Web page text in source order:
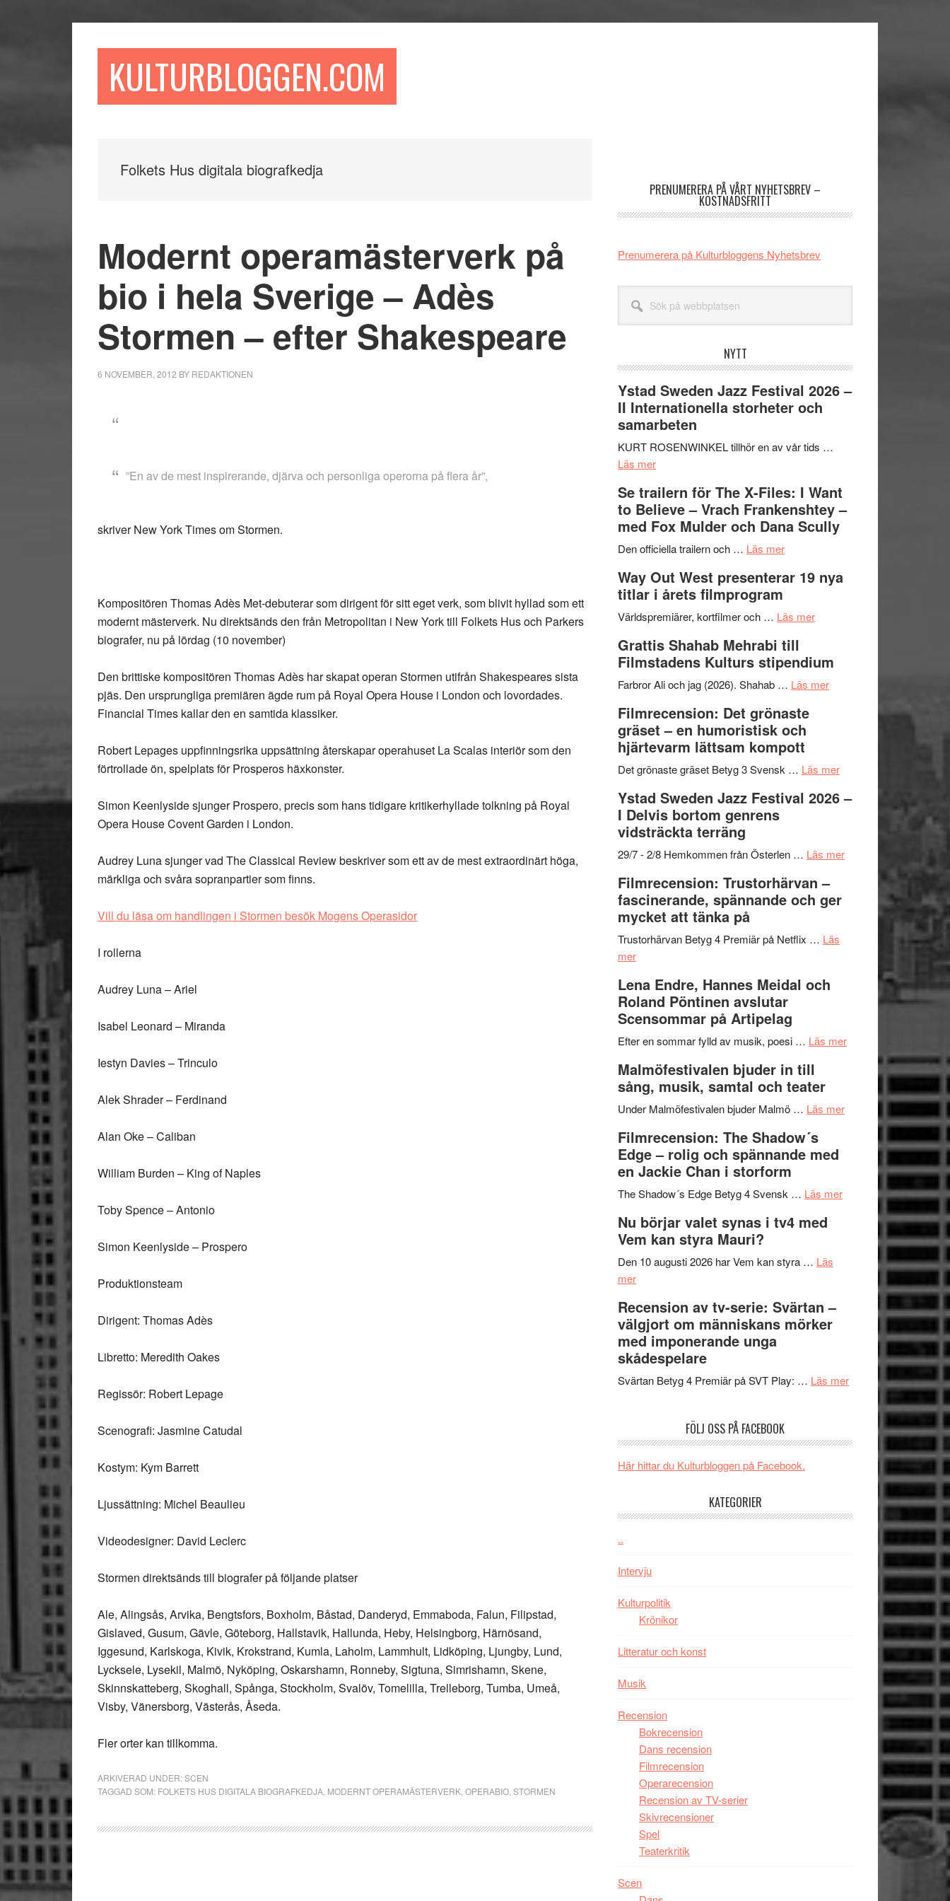
KULTURBLOGGEN.COM
Folkets Hus digitala biografkedja
Modernt operamästerverk på
bio i hela Sverige – Adès
Stormen – efter Shakespeare
6 NOVEMBER, 2012 BY REDAKTIONEN
”En av de mest inspirerande, djärva och personliga operorna på flera år”,
skriver New York Times om Stormen.
Kompositören Thomas Adès Met-debuterar som dirigent för sitt eget verk, som blivit hyllad som ett
modernt mästerverk. Nu direktsänds den från Metropolitan i New York till Folkets Hus och Parkers
biografer, nu på lördag (10 november)
Den brittiske kompositören Thomas Adès har skapat operan Stormen utifrån Shakespeares sista
pjäs. Den ursprungliga premiären ägde rum på Royal Opera House i London och lovordades.
Financial Times kallar den en samtida klassiker.
Robert Lepages uppfinningsrika uppsättning återskapar operahuset La Scalas interiör som den
förtrollade ön, spelplats för Prosperos häxkonster.
Simon Keenlyside sjunger Prospero, precis som hans tidigare kritikerhyllade tolkning på Royal
Opera House Covent Garden i London.
Audrey Luna sjunger vad The Classical Review beskriver som ett av de mest extraordinärt höga,
märkliga och svåra sopranpartier som finns.
Vill du läsa om handlingen i Stormen besök Mogens Operasidor
I rollerna
Audrey Luna – Ariel
Isabel Leonard – Miranda
Iestyn Davies – Trinculo
Alek Shrader – Ferdinand
Alan Oke – Caliban
William Burden – King of Naples
Toby Spence – Antonio
Simon Keenlyside – Prospero
Produktionsteam
Dirigent: Thomas Adès
Libretto: Meredith Oakes
Regissör: Robert Lepage
Scenografi: Jasmine Catudal
Kostym: Kym Barrett
Ljussättning: Michel Beaulieu
Videodesigner: David Leclerc
Stormen direktsänds till biografer på följande platser
Ale, Alingsås, Arvika, Bengtsfors, Boxholm, Båstad, Danderyd, Emmaboda, Falun, Filipstad,
Gislaved, Gusum, Gävle, Göteborg, Hallstavik, Hallunda, Heby, Helsingborg, Härnösand,
Iggesund, Karlskoga, Kivik, Krokstrand, Kumla, Laholm, Lammhult, Lidköping, Ljungby, Lund,
Lycksele, Lysekil, Malmö, Nyköping, Oskarshamn, Ronneby, Sigtuna, Simrishamn, Skene,
Skinnskatteberg, Skoghall, Spånga, Stockholm, Svalöv, Tomelilla, Trelleborg, Tumba, Umeå,
Visby, Vänersborg, Västerås, Åseda.
Fler orter kan tillkomma.
ARKIVERAD UNDER:SCEN
TAGGAD SOM: FOLKETS HUS DIGITALA BIOGRAFKEDJA MODERNT OPERAMÄSTERVERK OPERABIO STORMEN
PRENUMERERA PÅ VÅRT NYHETSBREV –
KOSTNADSFRITT
Prenumerera på Kulturbloggens Nyhetsbrev
webbplatsen
NYTT
Ystad Sweden Jazz Festival 2026 –
II Internationella storheter och
samarbeten
KURT ROSENWINKEL tillhör en av vår tids …
Läs merom
Sweden
Jazz
Festival
2026
II
Internationella
storheter
samarbeten
Se trailern för The X-Files: I Want
to Believe – Vrach Frankenshtey –
med Fox Mulder och Dana Scully
Den officiella trailern och … Läs merom
trailern
The
Files:
I
Want
Believe
–
Vrach
Frankenshtey
med
och
Scully
Way Out West presenterar 19 nya
titlar i årets filmprogram
Världspremiärer, kortfilmer och … Läs merom
West
presenterar
årets
Grattis Shahab Mehrabi till
Filmstadens Kulturs stipendium
Farbror Ali och jag (2026). Shahab … Läs merom
Filmstadens
stipendium
Filmrecension: Det grönaste
gräset – en humoristisk och
hjärtevarm lättsam kompott
Det grönaste gräset Betyg 3 Svensk … Läs merom
Det
–
och
Ystad Sweden Jazz Festival 2026 –
I Delvis bortom genrens
vidsträckta terräng
29/7 - 2/8 Hemkommen från Österlen … Läs merom
vidsträckta
Filmrecension: Trustorhärvan –
fascinerande, spännande och ger
mycket att tänka på
Trustorhärvan Betyg 4 Premiär på Netflix … Läs
merom
Trustorhärvan
–
fascinerande,
spännande
ger
mycket
att
på
Lena Endre, Hannes Meidal och
Roland Pöntinen avslutar
Scensommar på Artipelag
Efter en sommar fylld av musik, poesi … Läs merom
Hannes
Roland
avslutar
Scensommar
Artipelag
Malmöfestivalen bjuder in till
sång, musik, samtal och teater
Under Malmöfestivalen bjuder Malmö … Läs merom
Malmöfestivalen
Filmrecension: The Shadow´s
Edge – rolig och spännande med
en Jackie Chan i storform
The Shadow´s Edge Betyg 4 Svensk … Läs merom
Filmrecension:
Shadow
spännande
en
storform
Nu börjar valet synas i tv4 med
Vem kan styra Mauri?
Den 10 augusti 2026 har Vem kan styra … Läs
merom
börjar
valet
synas
i
tv4
styra
Mauri?
Recension av tv-serie: Svärtan –
välgjort om människans mörker
med imponerande unga
skådespelare
Svärtan Betyg 4 Premiär på SVT Play: … Läs merom
serie:
Svärtan
välgjort
om
människans
mörker
skådespelare
FÖLJ OSS PÅ FACEBOOK
Här hittar du Kulturbloggen på Facebook.
KATEGORIER
..
Intervju
Kulturpolitik
Krönikor
Litteratur och konst
Musik
Recension
Bokrecension
Dans recension
Filmrecension
Operarecension
Recension av TV-serier
Skivrecensioner
Spel
Teaterkritik
Scen